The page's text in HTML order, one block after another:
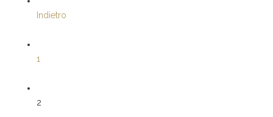
Indietro
1
2